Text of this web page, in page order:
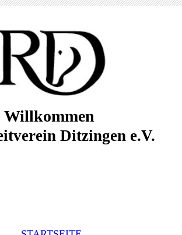
Willkommen
Ditzingen e.V.